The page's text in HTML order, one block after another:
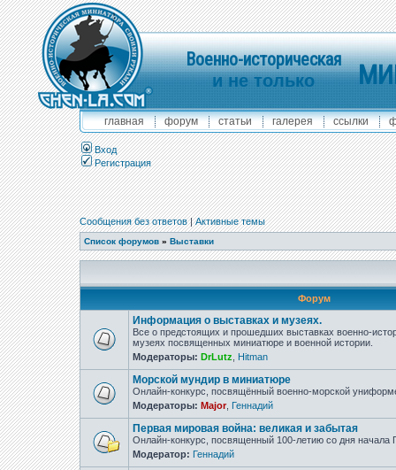
Военно-историческая
и не только
главная форум статьи галерея ссылки
Вход
Регистрация
Сообщения без ответов|Активные темы
Список форумов » Выставки
Форум
Информация о выставках и музеях.
Все о предстоящих и прошедших выставках военно-
музеях посвященных миниатюре и военной истории.
Модераторы: DrLutz Hitman
Морской мундир в миниатюре
Онлайн-конкурс, посвящённый военно-морской
Модераторы: Major, Геннадий
Первая мировая война: великая и забытая
Онлайн-конкурс, посвященный 100-летию со дня начала
Модератор: Геннадий